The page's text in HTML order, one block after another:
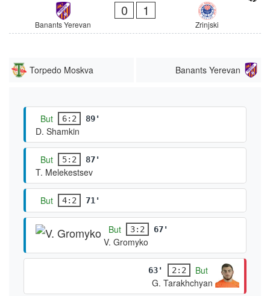
Banants Yerevan
0 1
Zrinjski
Torpedo Moskva Banants Yerevan
But 6:2 89'
D. Shamkin
But 5:2 87'
T. Melekestsev
But 4:2 71'
But 3:2 67'
V. Gromyko
63' 2:2
But
G. Tarakhchyan